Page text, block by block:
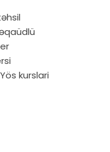
Yös kurslari